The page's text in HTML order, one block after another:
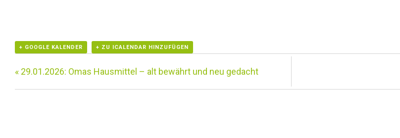
+ GOOGLE KALENDER + ZU ICALENDAR HINZUFÜGEN
« 29.01.2026: Omas Hausmittel – alt bewährt und neu gedacht